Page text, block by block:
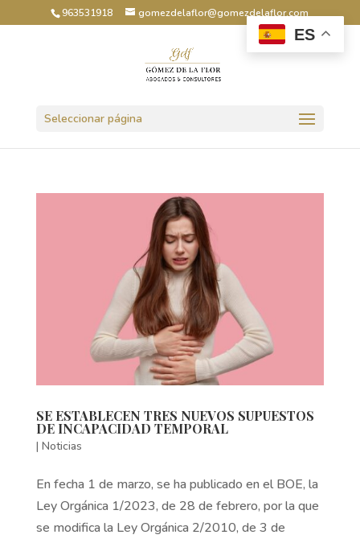
963531918 gomezdelaflor@gomezdelaflor.com
Seleccionar página
SE ESTABLECEN TRES NUEVOS SUPUESTOS
DE INCAPACIDAD TEMPORAL
| Noticias
En fecha 1 de marzo, se ha publicado en el BOE, la
Ley Orgánica 1/2023, de 28 de febrero, por la que
se modifica la Ley Orgánica 2/2010, de 3 de
ES